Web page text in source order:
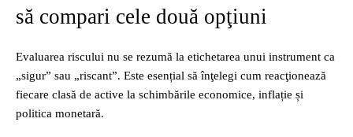
să compari cele două opţiuni
Evaluarea riscului nu se rezumă la etichetarea unui instrument ca
„sigur” sau „riscant”. Este esențial să înţelegi cum reacţionează
fiecare clasă de active la schimbările economice, inflație și
politica monetară.